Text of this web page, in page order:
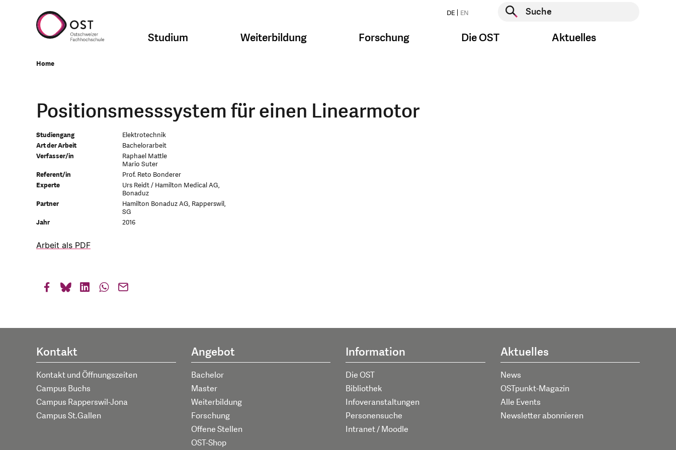
DE EN
Suche starten
Studium Weiterbildung Forschung Die OST Aktuelles
Home
Positionsmesssystem für einen Linearmotor
Studiengang
Elektrotechnik
Art der Arbeit
Bachelorarbeit
Verfasser/in
Raphael Mattle
Mario Suter
Referent/in
Prof. Reto Bonderer
Experte
Urs Reidt / Hamilton Medical AG,
Bonaduz
Partner
Hamilton Bonaduz AG, Rapperswil,
SG
Jahr
2016
Arbeit als PDF
Kontakt
Kontakt und Öffnungszeiten
Campus Buchs
Campus Rapperswil-Jona
Campus St.Gallen
Angebot
Bachelor
Master
Weiterbildung
Forschung
Offene Stellen
OST-Shop
Information
Die OST
Bibliothek
Infoveranstaltungen
Personensuche
Intranet / Moodle
Aktuelles
News
OSTpunkt-Magazin
Alle Events
Newsletter abonnieren